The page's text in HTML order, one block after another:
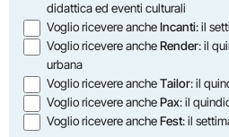
didattica ed eventi culturali
Voglio ricevere ancheIncanti: il
Voglio ricevere ancheRender: il
urbana
Voglio ricevere ancheTailor: il
Voglio ricevere anchePax: il
Voglio ricevere ancheFest: il